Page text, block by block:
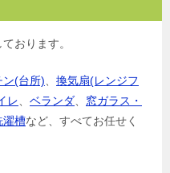
おります。
ン(台所)、 換気扇(レンジフ
レ、 ベランダ、 窓ガラス・
濯槽など、すべてお任せく